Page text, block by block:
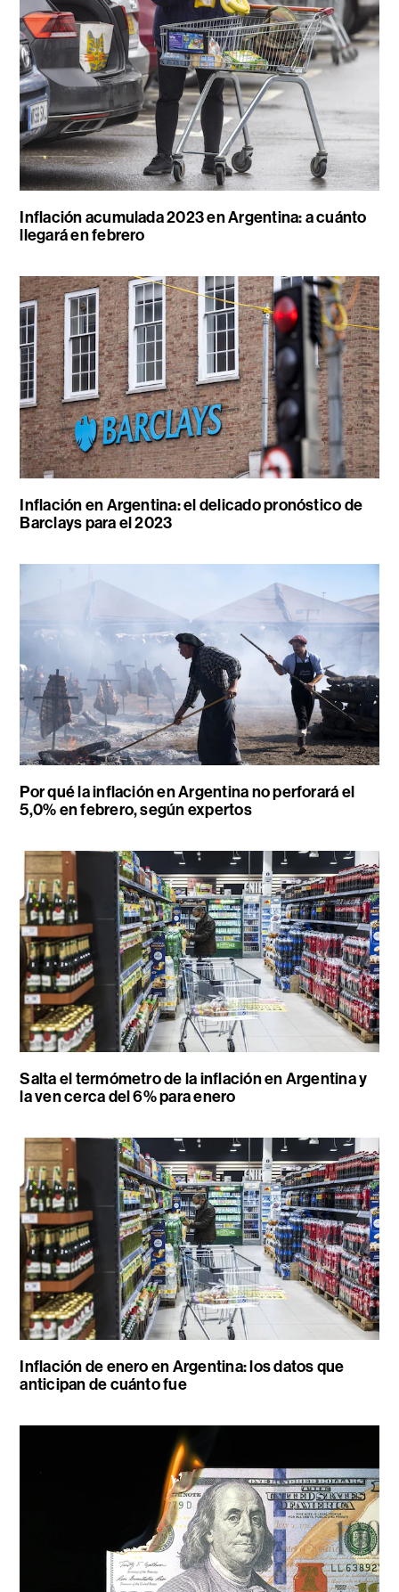
Inflación acumulada 2023 en Argentina: a cuánto
llegará en febrero
Inflación en Argentina: el delicado pronóstico de
Barclays para el 2023
Por qué la inflación en Argentina no perforará el
5,0% en febrero, según expertos
Salta el termómetro de la inflación en Argentina y
la ven cerca del 6% para enero
Inflación de enero en Argentina: los datos que
anticipan de cuánto fue